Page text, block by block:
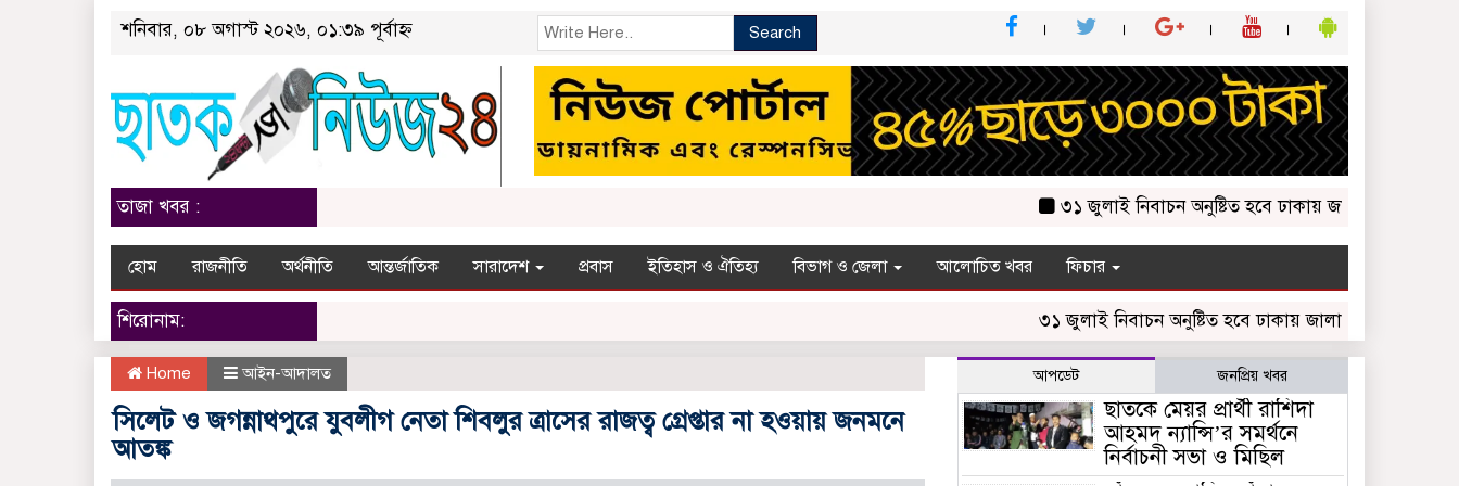
শনিবার, ০৮ অগাস্ট ২০২৬, ০১:৩৯ পূর্বাহ্ন Search
তাজা খবর : ৩১ জুলাই নিবাচন অনু‌ষ্টিত হ‌বে ঢাকায় জালালাবাদ
হোম রাজনীতি অর্থনীতি আন্তর্জাতিক সারাদেশ প্রবাস ইতিহাস ও ঐতিহ্য বিভাগ ও জেলা আলোচিত খবর ফিচার
শিরোনাম: ৩১ জুলাই নিবাচন অনু‌ষ্টিত হ‌বে ঢাকায় জালালাবাদ অ্যাসোসিয়েশন
Home আইন-আদালত
সিলেট ও জগন্নাথপুরে যুবলীগ নেতা শিবলুর ত্রাসের রাজত্ব গ্রেপ্তার না হওয়ায় জনমনে
আতঙ্ক
আপডেট জনপ্রিয় খবর
ছাতকে মেয়র প্রার্থী রাশিদা
আহমদ ন্যান্সি’র সমর্থনে
নির্বাচনী সভা ও মিছিল